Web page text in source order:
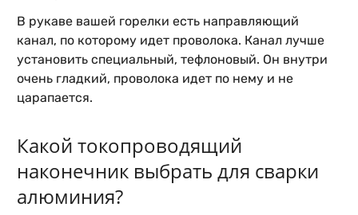
В рукаве вашей горелки есть направляющий
канал, по которому идет проволока. Канал лучше
установить специальный, тефлоновый. Он внутри
очень гладкий, проволока идет по нему и не
царапается.
Какой токопроводящий
наконечник выбрать для сварки
алюминия?